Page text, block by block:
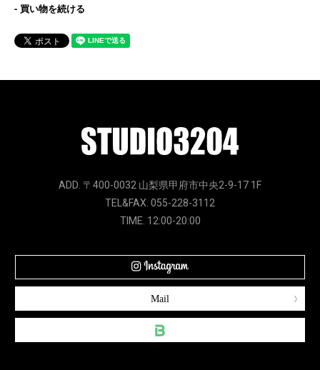
買い物を続ける
ADD. 〒400-0032 山梨県甲府市中央2-9-17 1F
TEL&FAX. 055-228-3112
TIME. 12:00-20:00
Mail